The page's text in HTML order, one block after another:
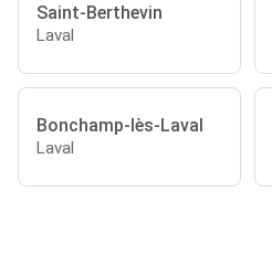
Saint-Berthevin
Laval
Bonchamp-lès-Laval
Laval